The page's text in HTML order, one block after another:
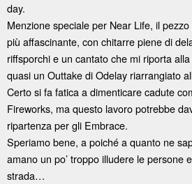
day.
Menzione speciale per Near Life, il
più affascinante, con chitarre piene di
riffsporchi e un cantato che mi riporta
quasi un Outtake di Odelay riarrangiato
Certo si fa fatica a dimenticare cadute
Fireworks, ma questo lavoro potrebbe
ripartenza per gli Embrace.
Speriamo bene, a poiché a quanto ne
amano un po’ troppo illudere le persone
strada…